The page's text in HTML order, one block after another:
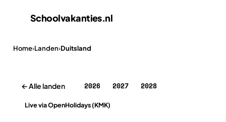
Schoolvakanties.nl
Home›Landen›Duitsland
← Alle landen 2026 2027 2028
Live via OpenHolidays (KMK)